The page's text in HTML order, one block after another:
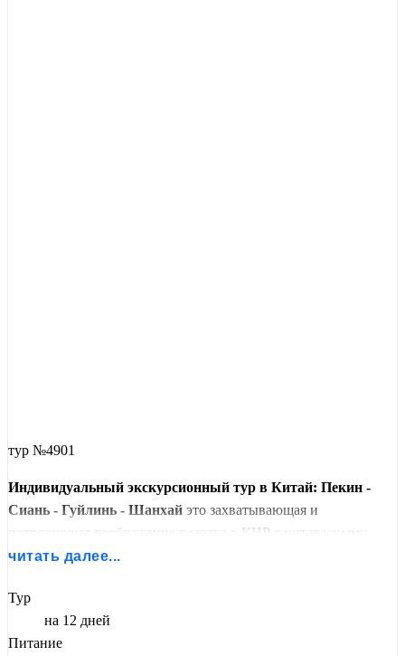
тур №4901
Индивидуальный экскурсионный тур в Китай: Пекин -
Сиань - Гуйлинь - Шанхай это захватывающая и
потрясающая воображение поездка в КНР с интересными
экскурсиями! В рамках индивидуального тура в Китай с
Индивидуальный тур по Китаю выбирают те, кому важен
комфорт и индивидуальный подход к формированию тура!
читать далее...
Тур
на 12 дней
Питание